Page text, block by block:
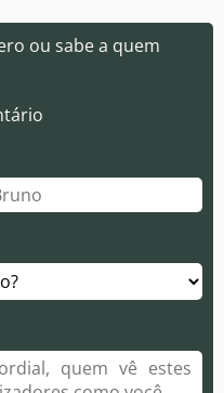
ou sabe a quem